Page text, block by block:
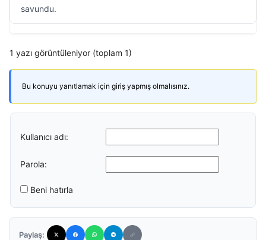
savundu.
1 yazı görüntüleniyor (toplam 1)
Bu konuyu yanıtlamak için giriş yapmış olmalısınız.
Kullanıcı adı:
Parola:
Beni hatırla
Paylaş: